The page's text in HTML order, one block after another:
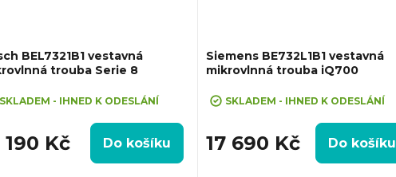
BEL7321B1 vestavná
trouba Serie 8
SKLADEM - IHNED K ODESLÁNÍ
190 Kč Do košíku
Siemens BE732L1B1 vestavná
mikrovlnná trouba iQ700
SKLADEM - IHNED K ODESLÁNÍ
17 690 Kč Do košíku